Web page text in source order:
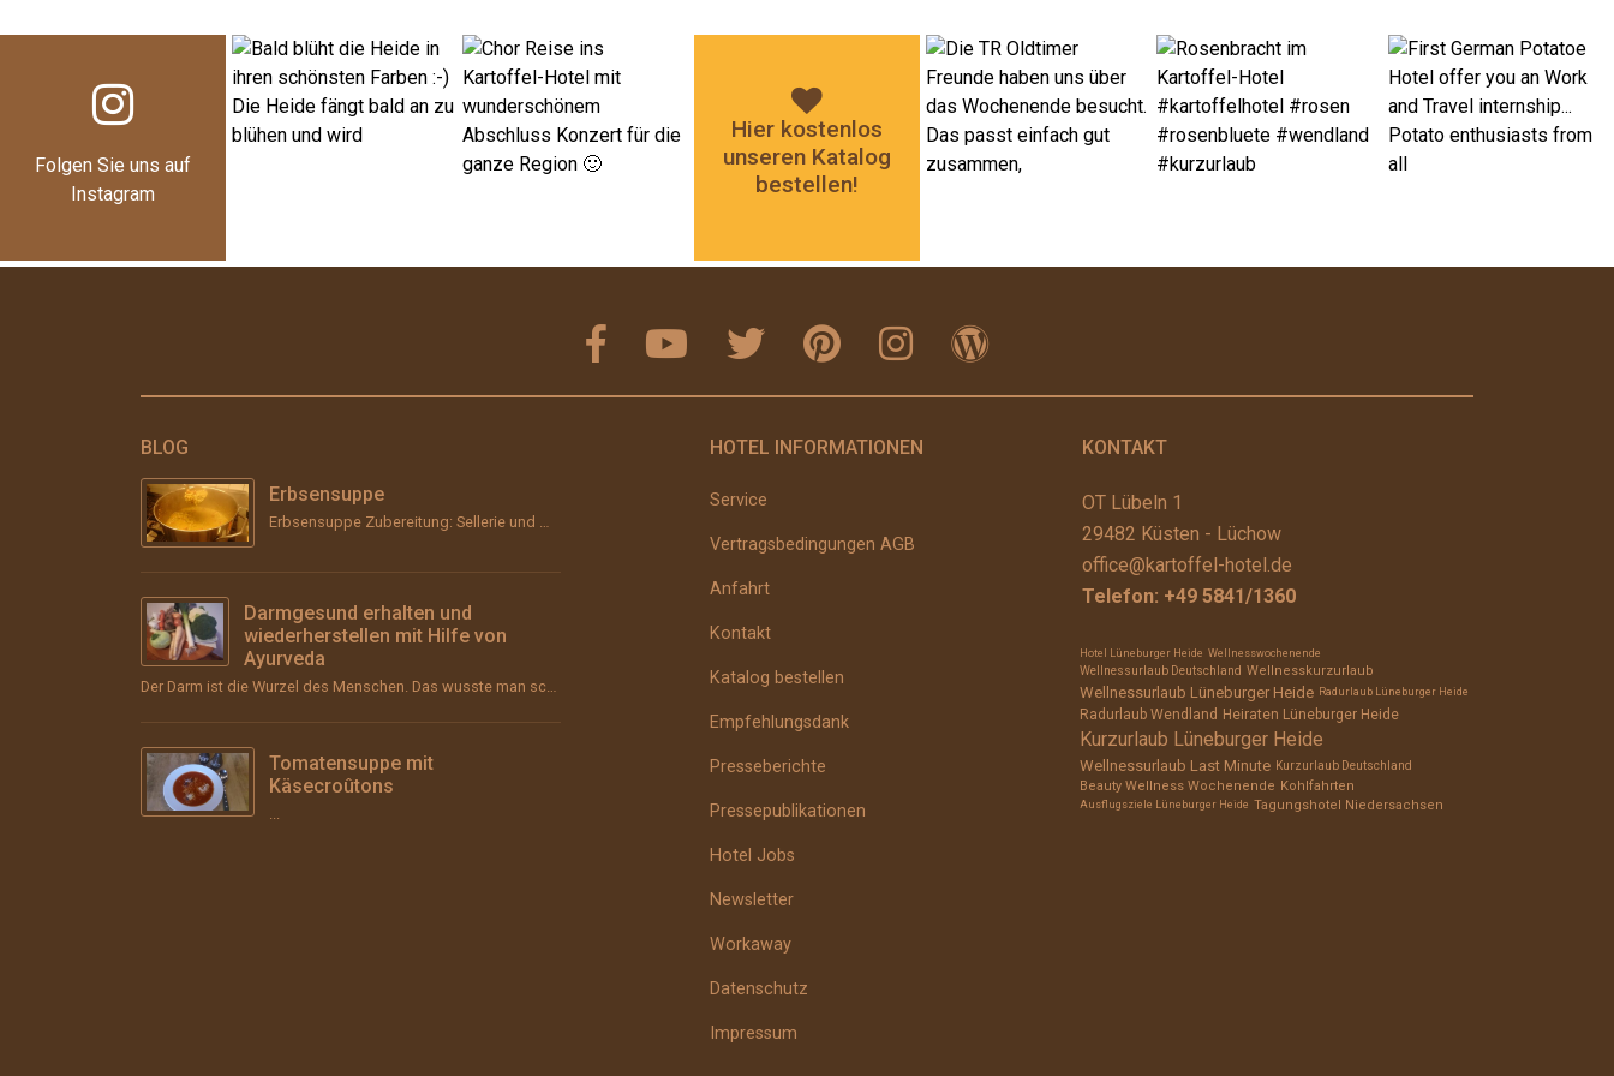
Folgen Sie uns auf
Instagram
Hier kostenlos
unseren Katalog
bestellen!
BLOG
Erbsensuppe
Darmgesund erhalten und
wiederherstellen mit Hilfe von
Ayurveda
Tomatensuppe mit
Käsecroûtons
HOTEL INFORMATIONEN
Service
Vertragsbedingungen AGB
Anfahrt
Kontakt
Katalog bestellen
Empfehlungsdank
Presseberichte
Pressepublikationen
Hotel Jobs
Newsletter
Workaway
Datenschutz
Impressum
KONTAKT
OT Lübeln 1
29482 Küsten - Lüchow
office@kartoffel-hotel.de
Telefon: +49 5841/1360
Hotel Lüneburger Heide Wellnesswochenende
Wellnessurlaub Deutschland Wellnesskurzurlaub
Wellnessurlaub Lüneburger Heide Radurlaub Lüneburger Heide
Radurlaub Wendland Heiraten Lüneburger Heide
Kurzurlaub Lüneburger Heide
Wellnessurlaub Last Minute Kurzurlaub Deutschland
Beauty Wellness Wochenende Kohlfahrten
Ausflugsziele Lüneburger Heide Tagungshotel Niedersachsen